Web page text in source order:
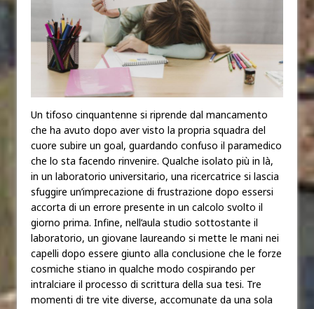
Un tifoso cinquantenne si riprende dal mancamento
che ha avuto dopo aver visto la propria squadra del
cuore subire un goal, guardando confuso il paramedico
che lo sta facendo rinvenire. Qualche isolato più in là,
in un laboratorio universitario, una ricercatrice si lascia
sfuggire un’imprecazione di frustrazione dopo essersi
accorta di un errore presente in un calcolo svolto il
giorno prima. Infine, nell’aula studio sottostante il
laboratorio, un giovane laureando si mette le mani nei
capelli dopo essere giunto alla conclusione che le forze
cosmiche stiano in qualche modo cospirando per
intralciare il processo di scrittura della sua tesi. Tre
momenti di tre vite diverse, accomunate da una sola